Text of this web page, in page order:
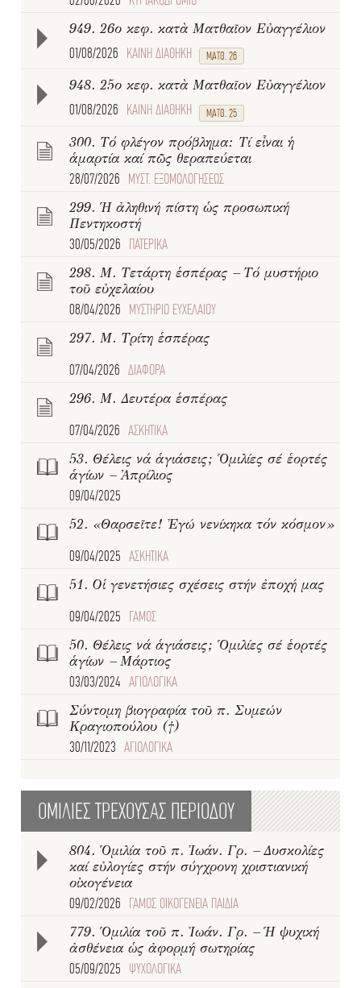
949. 26ο κεφ. κατὰ Ματθαῖον Εὐαγγέλιον
01/08/2026 ΚΑΙΝΗ ΔΙΑΘΗΚΗ ΜΑΤΘ. 26
948. 25ο κεφ. κατὰ Ματθαῖον Εὐαγγέλιον
01/08/2026 ΚΑΙΝΗ ΔΙΑΘΗΚΗ ΜΑΤΘ. 25
300. Τό φλέγον πρόβλημα: Τί εἶναι ἡ
ἁμαρτία καί πῶς θεραπεύεται
28/07/2026 ΜΥΣΤ. ΕΞΟΜΟΛΟΓΗΣΕΩΣ
299. Ἡ ἀληθινή πίστη ὡς προσωπική
Πεντηκοστή
30/05/2026 ΠΑΤΕΡΙΚΑ
298. Μ. Τετάρτη ἑσπέρας – Τό μυστήριο
τοῦ εὐχελαίου
08/04/2026 ΜΥΣΤΗΡΙΟ ΕΥΧΕΛΑΙΟΥ
297. Μ. Τρίτη ἑσπέρας
07/04/2026 ΔΙΑΦΟΡΑ
296. Μ. Δευτέρα ἑσπέρας
07/04/2026 ΑΣΚΗΤΙΚΑ
53. Θέλεις νά ἁγιάσεις; Ὁμιλίες σέ ἑορτές
ἁγίων – Ἀπρίλιος
09/04/2025
52. «Θαρσεῖτε! Ἐγώ νενίκηκα τόν κόσμον»
09/04/2025 ΑΣΚΗΤΙΚΑ
51. Οἱ γενετήσιες σχέσεις στήν ἐποχή μας
09/04/2025 ΓΑΜΟΣ
50. Θέλεις νά ἁγιάσεις; Ὁμιλίες σέ ἑορτές
ἁγίων – Μάρτιος
03/03/2024 ΑΓΙΟΛΟΓΙΚΑ
Σύντομη βιογραφία τοῦ π. Συμεών
Κραγιοπούλου (†)
30/11/2023 ΑΓΙΟΛΟΓΙΚΑ
ΟΜΙΛΙΕΣ ΤΡΕΧΟΥΣΑΣ ΠΕΡΙΟΔΟΥ
804. Ὁμιλία τοῦ π. Ἰωάν. Γρ. – Δυσκολίες
καί εὐλογίες στήν σύγχρονη χριστιανική
οἰκογένεια
09/02/2026 ΓΑΜΟΣ ΟΙΚΟΓΕΝΕΙΑ ΠΑΙΔΙΑ
779. Ὁμιλία τοῦ π. Ἰωάν. Γρ. – Ἡ ψυχική
ἀσθένεια ὡς ἀφορμή σωτηρίας
05/09/2025 ΨΥΧΟΛΟΓΙΚΑ